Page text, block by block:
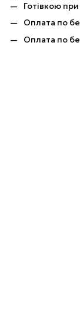
Готівкою
Оплата по
Оплата по